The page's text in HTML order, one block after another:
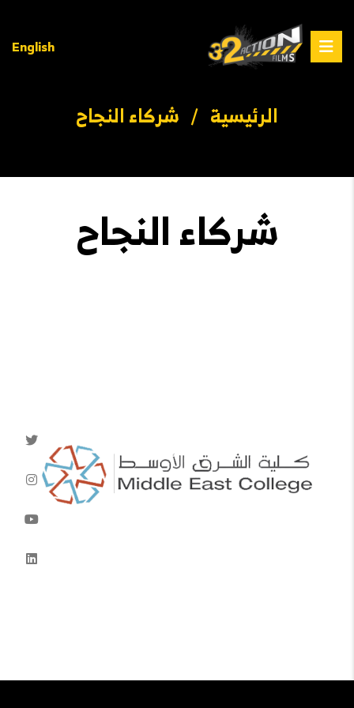
English
الرئيسية / شركاء النجاح
شركاء النجاح